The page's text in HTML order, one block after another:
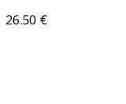
26.50 €